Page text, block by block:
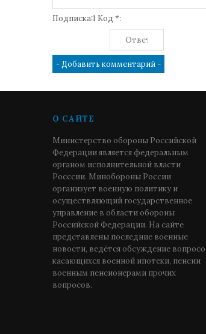
Подписка:1 Код *:
О САЙТЕ
Министерство обороны Российской
Федерации является федеральным
органом исполнительной власти
Росссии. Минобороны России
организует военную политику и
осуществляющий государственное
управление в области обороны
Российской Федерации. На сайте
представлены последние военные
новости, ведётся обсуждение
касающихся военной ипотеки, пенсии
военным пенсионерами прочих
вопросов.